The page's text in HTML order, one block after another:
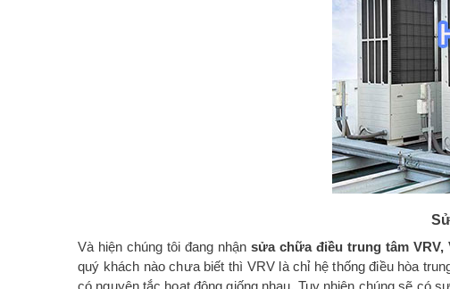
Và hiện chúng tôi đang nhận sửa chữa điều trung tâm VRV,
quý khách nào chưa biết thì VRV là chỉ hệ thống điều hòa
có nguyên tắc hoạt động giống nhau. Tuy nhiên chúng sẽ có